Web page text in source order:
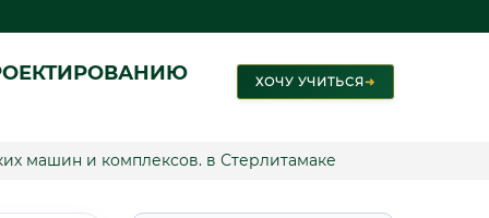
ХОЧУ УЧИТЬСЯ➜
машин и комплексов. в Стерлитамаке